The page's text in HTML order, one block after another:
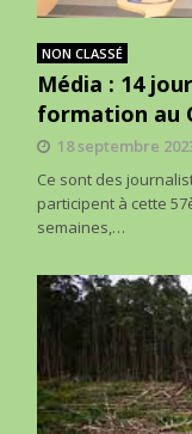
NON CLASSÉ
Média : 14
formation au
18 septembre
Ce sont des
participent à cette
semaines,…